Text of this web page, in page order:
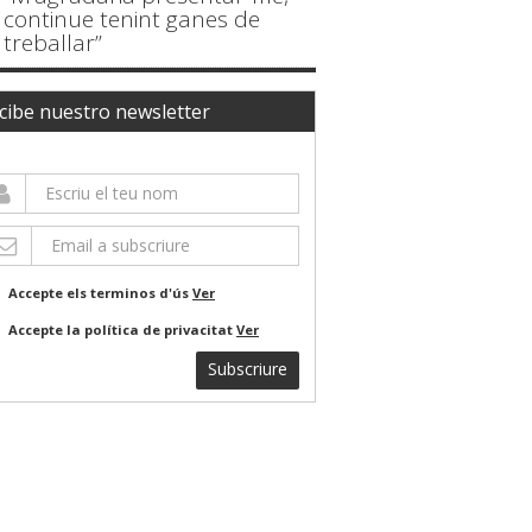
continue tenint ganes de
treballar”
nuestro newsletter
Accepte els terminos d'ús Ver
Accepte la política de privacitat Ver
Subscriure